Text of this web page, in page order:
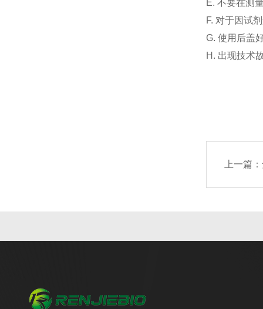
E. 不要在测
F. 对于因试
G. 使用后盖
H. 出现技术
上一篇：